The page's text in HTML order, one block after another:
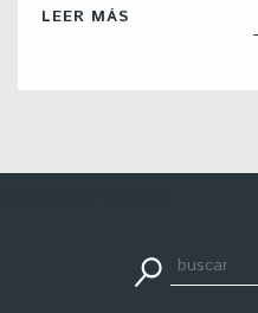
LEER MÁS